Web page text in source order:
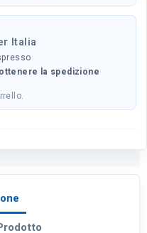
Italia
la spedizione